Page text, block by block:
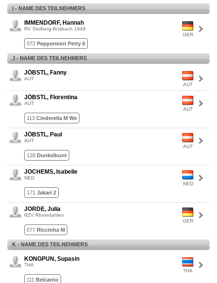
I - NAME DES TEILNEHMERS
GER
IMMENDORF, Hannah
RV Stolberg-Büsbach 1949
072 Peppermint Petty 6
J - NAME DES TEILNEHMERS
AUT
JÖBSTL, Fanny
AUT
AUT
JÖBSTL, Florentina
AUT
113 Cinderella M We
AUT
JÖBSTL, Paul
AUT
128 Dunkelbunt
NED
JOCHEMS, Isabelle
NED
171 Jakari 2
GER
JORDE, Julia
RZV Rheindahlen
077 Riccinha M
K - NAME DES TEILNEHMERS
THA
KONGPUN, Supasin
THA
111 Belcanto